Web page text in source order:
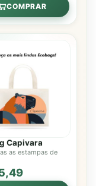
COMPRAR
Capivara
as estampas de